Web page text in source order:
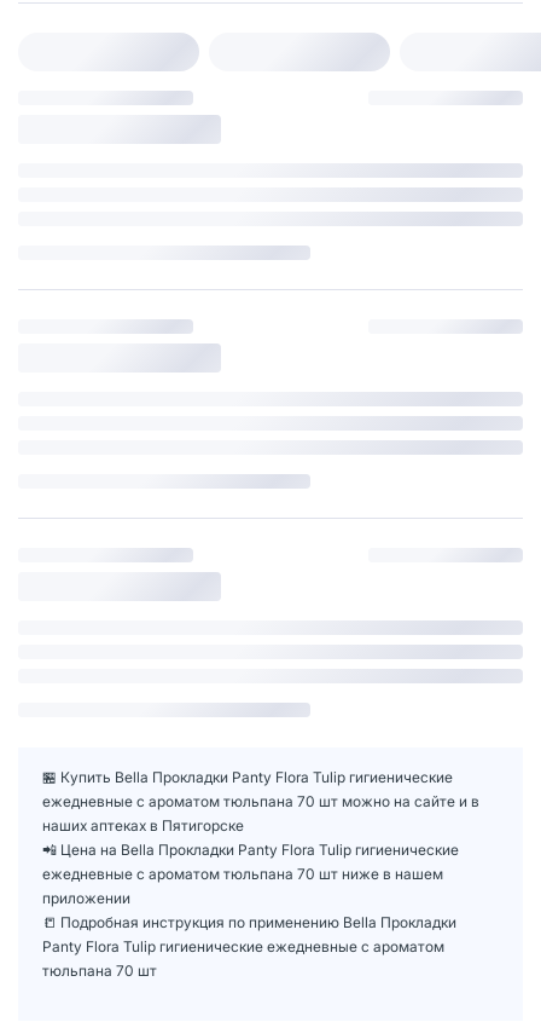
🏪 Купить Bella Прокладки Panty Flora Tulip гигиенические
ежедневные с ароматом тюльпана 70 шт можно на сайте и в
наших аптеках в Пятигорске
📲 Цена на Bella Прокладки Panty Flora Tulip гигиенические
ежедневные с ароматом тюльпана 70 шт ниже в нашем
приложении
📒 Подробная инструкция по применению Bella Прокладки
Panty Flora Tulip гигиенические ежедневные с ароматом
тюльпана 70 шт